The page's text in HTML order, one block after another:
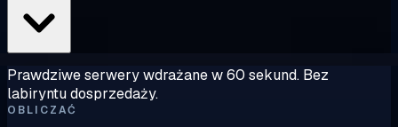
Prawdziwe serwery wdrażane w 60 sekund. Bez
labiryntu dosprzedaży.
OBLICZAĆ